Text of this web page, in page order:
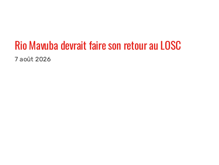
Rio Mavuba devrait faire son retour au LOSC
7 août 2026